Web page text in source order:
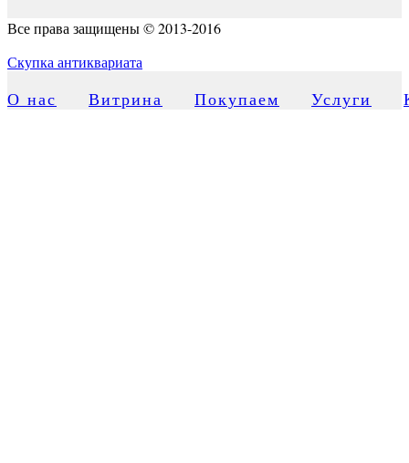
Все права защищены © 2013-2016
Скупка антиквариата
О нас Витрина Покупаем Услуги